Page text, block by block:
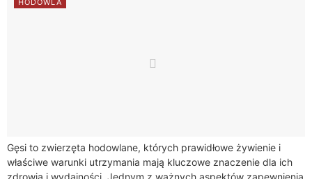
HODOWLA
Gęsi to zwierzęta hodowlane, których prawidłowe żywienie i
właściwe warunki utrzymania mają kluczowe znaczenie dla ich